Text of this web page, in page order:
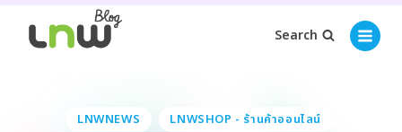
Search
LNWNEWS
LNWSHOP - ร้านค้าออนไลน์